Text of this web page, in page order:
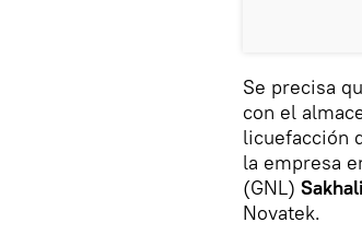
Se precisa
con el
licuefacción
la empresa
(GNL)
Novatek.